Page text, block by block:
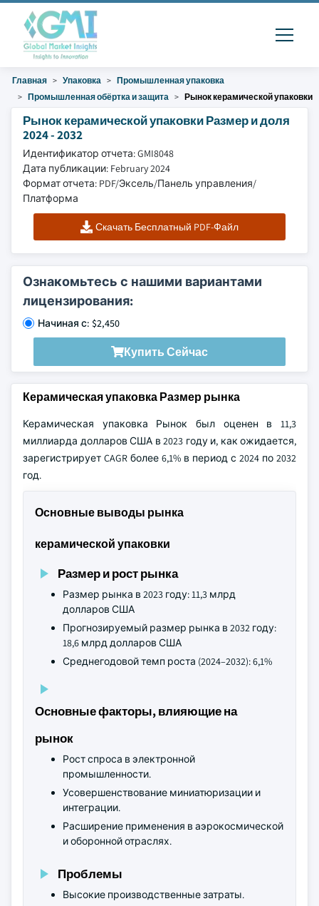
Главная Упаковка
Промышленная упаковка
Промышленная обёртка и защита
Рынок керамической упаковки
Рынок керамической упаковки Размер и доля
2024 - 2032
Идентификатор отчета: GMI8048
Дата публикации: February 2024
Формат отчета: PDF/Эксель/Панель управления/
Платформа
Скачать Бесплатный PDF-Файл
Ознакомьтесь с нашими вариантами
лицензирования:
Начиная с: $2,450
Купить Сейчас
Керамическая упаковка Размер рынка
Керамическая упаковка Рынок был оценен в 11,3
миллиарда долларов США в 2023 году и, как ожидается,
зарегистрирует CAGR более 6,1% в период с 2024 по 2032
год.
Основные выводы рынка
керамической упаковки
Размер и рост рынка
Размер рынка в 2023 году: 11,3 млрд
долларов США
Прогнозируемый размер рынка в 2032 году:
18,6 млрд долларов США
Среднегодовой темп роста (2024–2032): 6,1%
Основные факторы, влияющие на
рынок
Рост спроса в электронной
промышленности.
Усовершенствование миниатюризации и
интеграции.
Расширение применения в аэрокосмической
и оборонной отраслях.
Проблемы
Высокие производственные затраты.